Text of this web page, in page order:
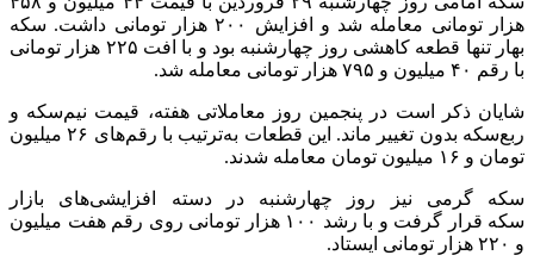
هزار تومانی معامله شد و افزایش ۲۰۰ هزار تومانی داشت. سکه‌
بهار تنها قطعه کاهشی روز چهارشنبه بود و با افت ۲۲۵ هزار تومانی
با رقم ۴۰ میلیون و ۷۹۵ هزار تومانی معامله شد.
شایان ذکر است در پنجمین روز معاملاتی هفته، قیمت نیم‌سکه و
ربع‌سکه بدون تغییر ماند. این قطعات به‌ترتیب با رقم‌های ۲۶ میلیون
تومان و ۱۶ میلیون تومان معامله شدند.
سکه گرمی نیز روز چهارشنبه در دسته افزایشی‌های بازار
سکه قرار گرفت و با رشد ۱۰۰ هزار تومانی روی رقم هفت میلیون
و ۲۲۰ هزار تومانی ایستاد.